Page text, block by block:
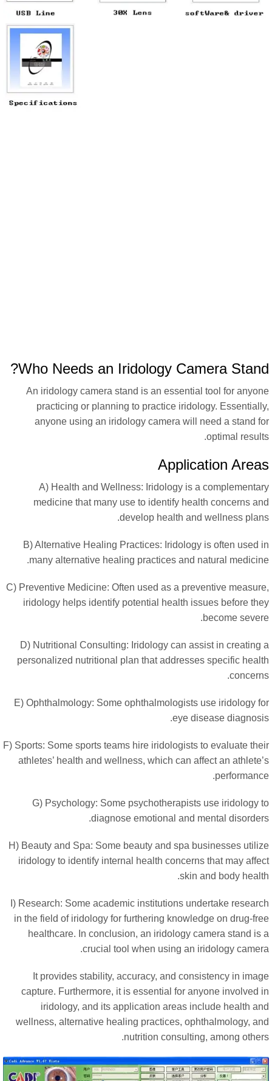
Who Needs an Iridology Camera
An iridology camera stand is an essential tool for
practicing or planning to practice iridology.
anyone using an iridology camera will need a stand
optimal
Application
A) Health and Wellness: Iridology is a
medicine that many use to identify health concerns
develop health and wellness
B) Alternative Healing Practices: Iridology is often used
many alternative healing practices and natural
C) Preventive Medicine: Often used as a preventive
iridology helps identify potential health issues before
become
D) Nutritional Consulting: Iridology can assist in creating
personalized nutritional plan that addresses specific
E) Ophthalmology: Some ophthalmologists use iridology
eye disease
F) Sports: Some sports teams hire iridologists to evaluate
athletes’health and wellness, which can affect an
G) Psychology: Some psychotherapists use iridology
diagnose emotional and mental
H) Beauty and Spa: Some beauty and spa businesses
iridology to identify internal health concerns that may
skin and body
I) Research: Some academic institutions undertake
in the field of iridology for furthering knowledge on drug-
healthcare. In conclusion, an iridology camera stand is
crucial tool when using an iridology
It provides stability, accuracy, and consistency in
capture. Furthermore, it is essential for anyone involved
iridology, and its application areas include health
wellness, alternative healing practices, ophthalmology,
nutrition consulting, among